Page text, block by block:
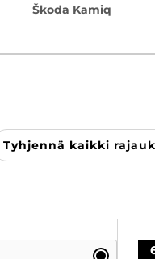
Škoda Kamiq
Tyhjennä kaikki